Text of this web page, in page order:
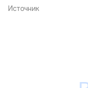
Источник